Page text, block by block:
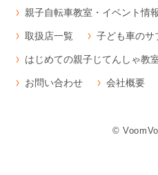
親子自転車教室・イベント情
取扱店一覧 子ども車のサ
はじめての親子じてんしゃ教
お問い合わせ 会社概要
©